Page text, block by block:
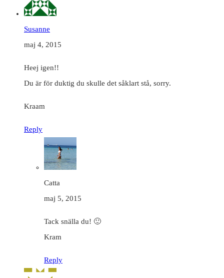
Susanne
maj 4, 2015
Heej igen!!
Du är för duktig du skulle det såklart stå, sorry.
Kraam
Reply
Catta
maj 5, 2015
Tack snälla du! 🙂
Kram
Reply